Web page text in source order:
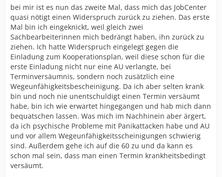
bei mir ist es nun das zweite Mal, dass mich das JobCenter
quasi nötigt einen Widerspruch zurück zu ziehen. Das erste
Mal bin ich eingeknickt, weil gleich zwei
Sachbearbeiterinnen mich bedrängt haben, ihn zurück zu
ziehen. Ich hatte Widerspruch eingelegt gegen die
Einladung zum Kooperationsplan, weil diese schon für die
erste Einladung nicht nur eine AU verlangte, bei
Terminversäumnis, sondern noch zusätzlich eine
Wegeunfähigkeitsbescheinigung. Da ich aber selten krank
bin und noch nie unentschuldigt einen Termin versäumt
habe, bin ich wie erwartet hingegangen und hab mich dann
bequatschen lassen. Was mich im Nachhinein aber ärgert,
da ich psychische Probleme mit Panikattacken habe und AU
und vor allem Wegeunfähigkeitsscheinigungen schwierig
sind. Außerdem gehe ich auf die 60 zu und da kann es
schon mal sein, dass man einen Termin krankheitsbedingt
versäumt.